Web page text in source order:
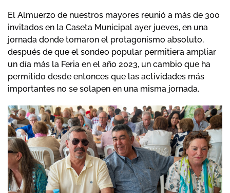
El Almuerzo de nuestros mayores reunió a más de 300
invitados en la Caseta Municipal ayer jueves, en una
jornada donde tomaron el protagonismo absoluto,
después de que el sondeo popular permitiera ampliar
un día más la Feria en el año 2023, un cambio que ha
permitido desde entonces que las actividades más
importantes no se solapen en una misma jornada.